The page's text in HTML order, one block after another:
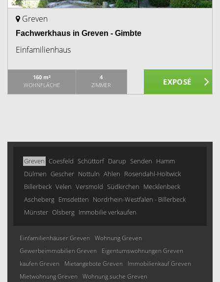
Greven
Fachwerkhaus in Greven - Gimbte
Einfamilienhaus
160 m²
WOHNFLÄCHE
4
ZIMMER
Greven Coesfeld Schüttorf Darup Senden Hamm
Dülmen Gescher Nottuln Ahlen Rosendahl-Holtwick
Billerbeck Velen Versmold Südkirchen Mecklenbeck
Ascheberg Emsdetten Nordrhein-Westfalen - Billerbeck
Münster Olsberg Immobilie verkaufen
Einfamilienhäuser Greven
Wohnung Greven
Gewerbeimmobilien Greven
Eigentumswohnungen Greven
kaufen Greven
Mietangebote Greven
Immobilienkauf Greven
Mietwohnung Greven
Wohnung suche Greven